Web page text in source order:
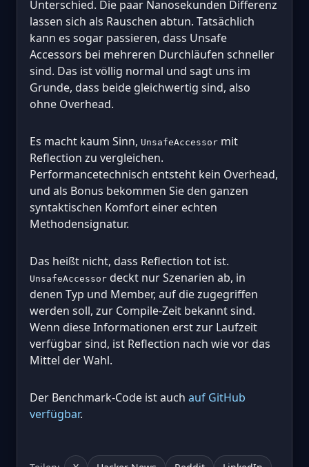
Unterschied. Die paar Nanosekunden Differenz
lassen sich als Rauschen abtun. Tatsächlich
kann es sogar passieren, dass Unsafe
Accessors bei mehreren Durchläufen schneller
sind. Das ist völlig normal und sagt uns im
Grunde, dass beide gleichwertig sind, also
ohne Overhead.
Es macht kaum Sinn, UnsafeAccessor mit
Reflection zu vergleichen.
Performancetechnisch entsteht kein Overhead,
und als Bonus bekommen Sie den ganzen
syntaktischen Komfort einer echten
Methodensignatur.
Das heißt nicht, dass Reflection tot ist.
UnsafeAccessor deckt nur Szenarien ab, in
denen Typ und Member, auf die zugegriffen
werden soll, zur Compile-Zeit bekannt sind.
Wenn diese Informationen erst zur Laufzeit
verfügbar sind, ist Reflection nach wie vor das
Mittel der Wahl.
Der Benchmark-Code ist auch auf GitHub
verfügbar.